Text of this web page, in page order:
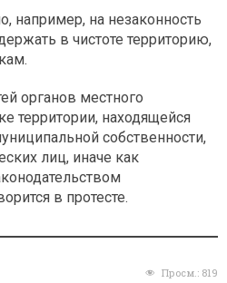
например, на незаконность
в чистоте территорию,
органов местного
территории, находящейся
собственности,
лиц, иначе как
в протесте.
Просм.: 819